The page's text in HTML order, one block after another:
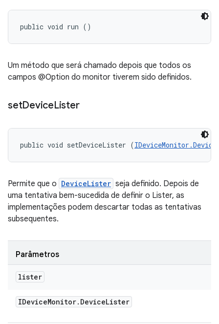
public void run ()
Um método que será chamado depois que todos os
campos @Option do monitor tiverem sido definidos.
setDeviceLister
public void setDeviceLister (
Permite que o DeviceLister seja definido. Depois de
uma tentativa bem-sucedida de definir o Lister, as
implementações podem descartar todas as tentativas
subsequentes.
Parâmetros
lister
IDeviceMonitor. DeviceLister